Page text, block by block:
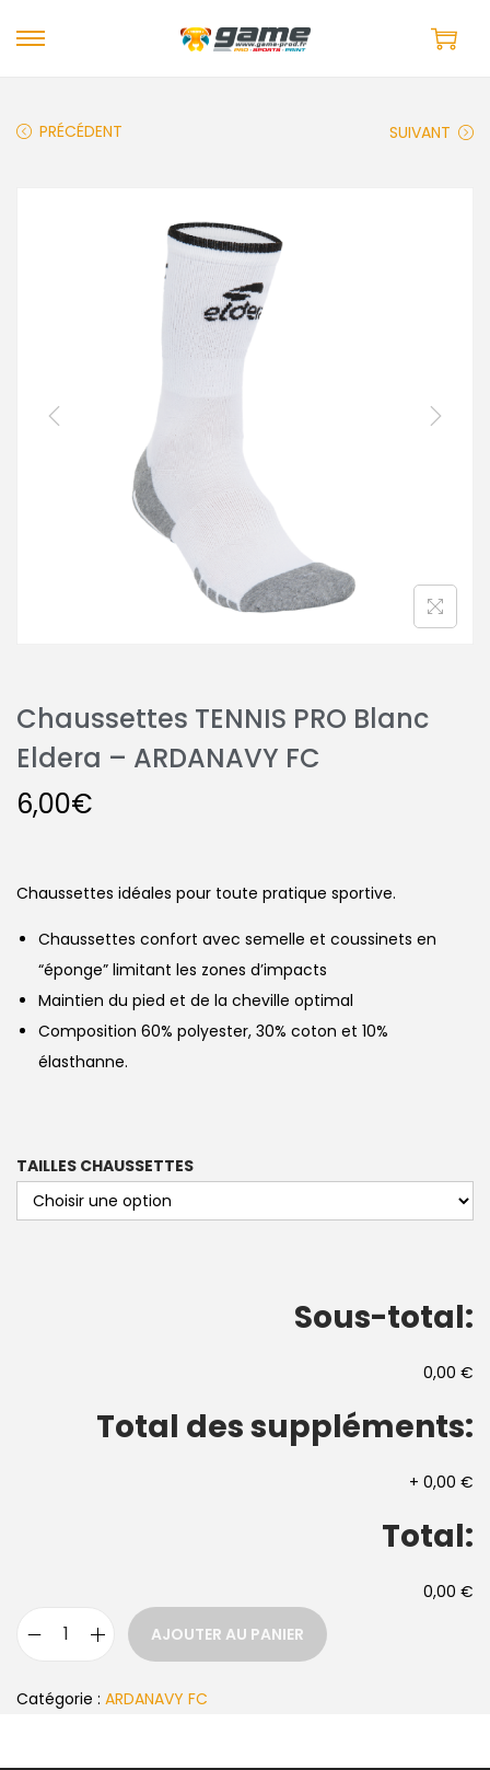
PRÉCÉDENT SUIVANT
Chaussettes TENNIS PRO Blanc
Eldera – ARDANAVY FC
6,00€
Chaussettes idéales pour toute pratique sportive.
Chaussettes confort avec semelle et coussinets en
“éponge” limitant les zones d’impacts
Maintien du pied et de la cheville optimal
Composition 60% polyester, 30% coton et 10%
élasthanne.
TAILLES CHAUSSETTES
Sous-total:
0,00 €
Total des suppléments:
+ 0,00 €
Total:
0,00 €
AJOUTER AU PANIER
Catégorie : ARDANAVY FC